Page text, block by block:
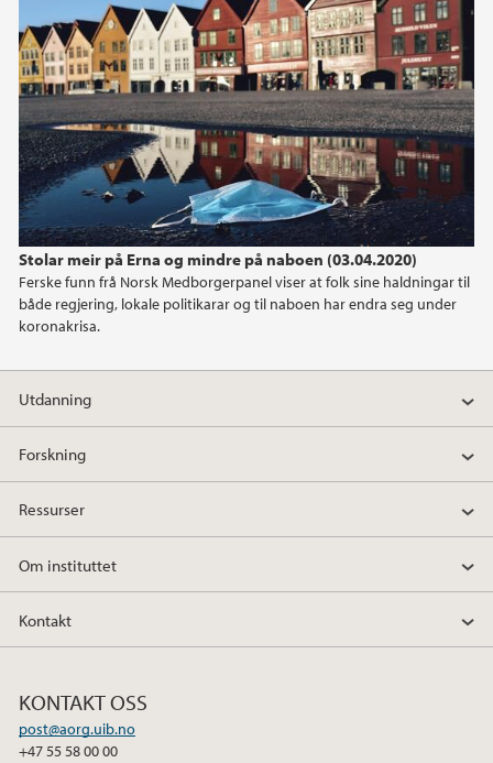
Stolar meir på Erna og mindre på naboen (03.04.2020)
Ferske funn frå Norsk Medborgerpanel viser at folk sine haldningar til
både regjering, lokale politikarar og til naboen har endra seg under
koronakrisa.
april (3)
mars (2)
2025
2024
2023
2022
2021
2020
2019
2018
2017
2016
2013
Utdanning
Forskning
Ressurser
Om instituttet
Kontakt
KONTAKT OSS
post@aorg.uib.no
+47 55 58 00 00